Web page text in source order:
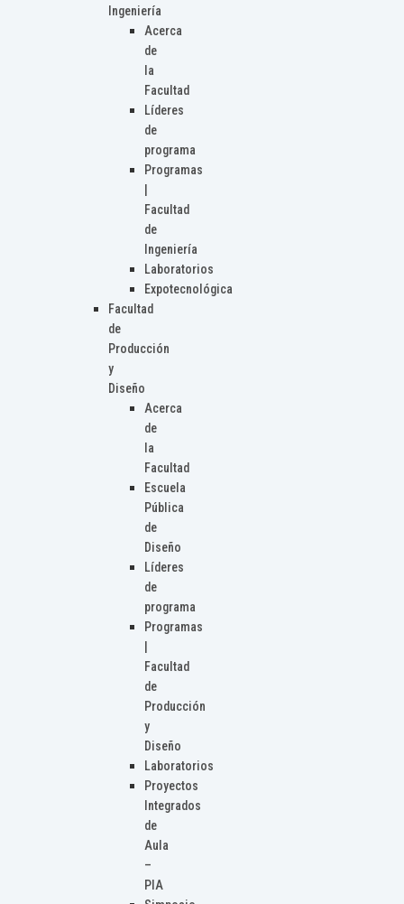
Ingeniería
Acerca
de
la
Facultad
Líderes
de
programa
Programas
Facultad
de
Ingeniería
Laboratorios
Expotecnológica
Facultad
de
Producción
y
Diseño
Acerca
de
la
Facultad
Escuela
Pública
de
Diseño
Líderes
de
programa
Programas
Facultad
de
Producción
y
Diseño
Laboratorios
Proyectos
Integrados
de
Aula
–
PIA